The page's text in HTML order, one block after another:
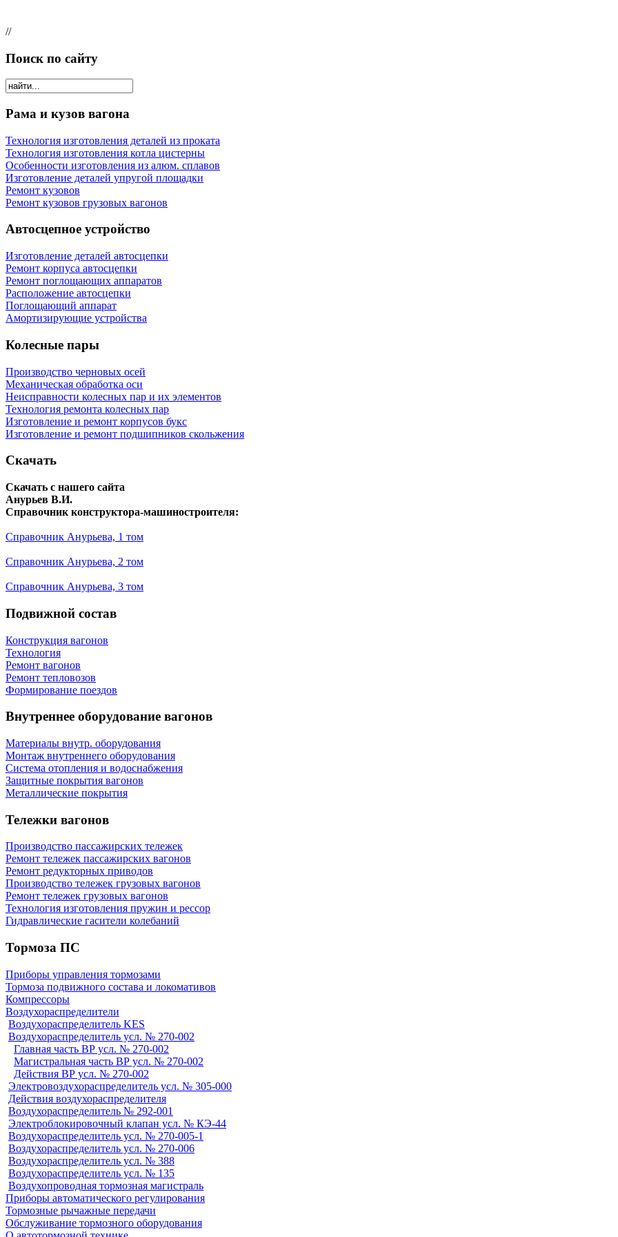
//
Поиск по сайту
Рама и кузов вагона
Технология изготовления деталей из проката
Технология изготовления котла цистерны
Особенности изготовления из алюм. сплавов
Изготовление деталей упругой площадки
Ремонт кузовов
Ремонт кузовов грузовых вагонов
Автосцепное устройство
Изготовление деталей автосцепки
Ремонт корпуса автосцепки
Ремонт поглощающих аппаратов
Расположение автосцепки
Поглощающий аппарат
Амортизирующие устройства
Колесные пары
Производство черновых осей
Механическая обработка оси
Неисправности колесных пар и их элементов
Технология ремонта колесных пар
Изготовление и ремонт корпусов букс
Изготовление и ремонт подшипников скольжения
Скачать
Скачать с нашего сайта
Анурьев В.И.
Справочник конструктора-машиностроителя:
Справочник Анурьева, 1 том
Справочник Анурьева, 2 том
Справочник Анурьева, 3 том
Подвижной состав
Конструкция вагонов
Технология
Ремонт вагонов
Ремонт тепловозов
Формирование поездов
Внутреннее оборудование вагонов
Материалы внутр. оборудования
Монтаж внутреннего оборудования
Cистема отопления и водоснабжения
Защитные покрытия вагонов
Металлические покрытия
Тележки вагонов
Производство пассажирских тележек
Ремонт тележек пассажирских вагонов
Ремонт редукторных приводов
Производство тележек грузовых вагонов
Ремонт тележек грузовых вагонов
Технология изготовления пружин и рессор
Гидравлические гасители колебаний
Тормоза ПС
Приборы управления тормозами
Тормоза подвижного состава и локомативов
Компрессоры
Воздухораспределители
Воздухораспределитель KES
Воздухораспределитель усл. № 270-002
Главная часть ВР усл. № 270-002
Магистральная часть ВР усл. № 270-002
Действия ВР усл. № 270-002
Электровоздухораспределитель усл. № 305-000
Действия воздухораспределителя
Воздухораспределитель № 292-001
Электроблокировочный клапан усл. № КЭ-44
Воздухораспределитель усл. № 270-005-1
Воздухораспределитель усл. № 270-006
Воздухораспределитель усл. № 388
Воздухораспределитель усл. № 135
Воздухопроводная тормозная магистраль
Приборы автоматического регулирования
Тормозные рычажные передачи
Обслуживание тормозного оборудования